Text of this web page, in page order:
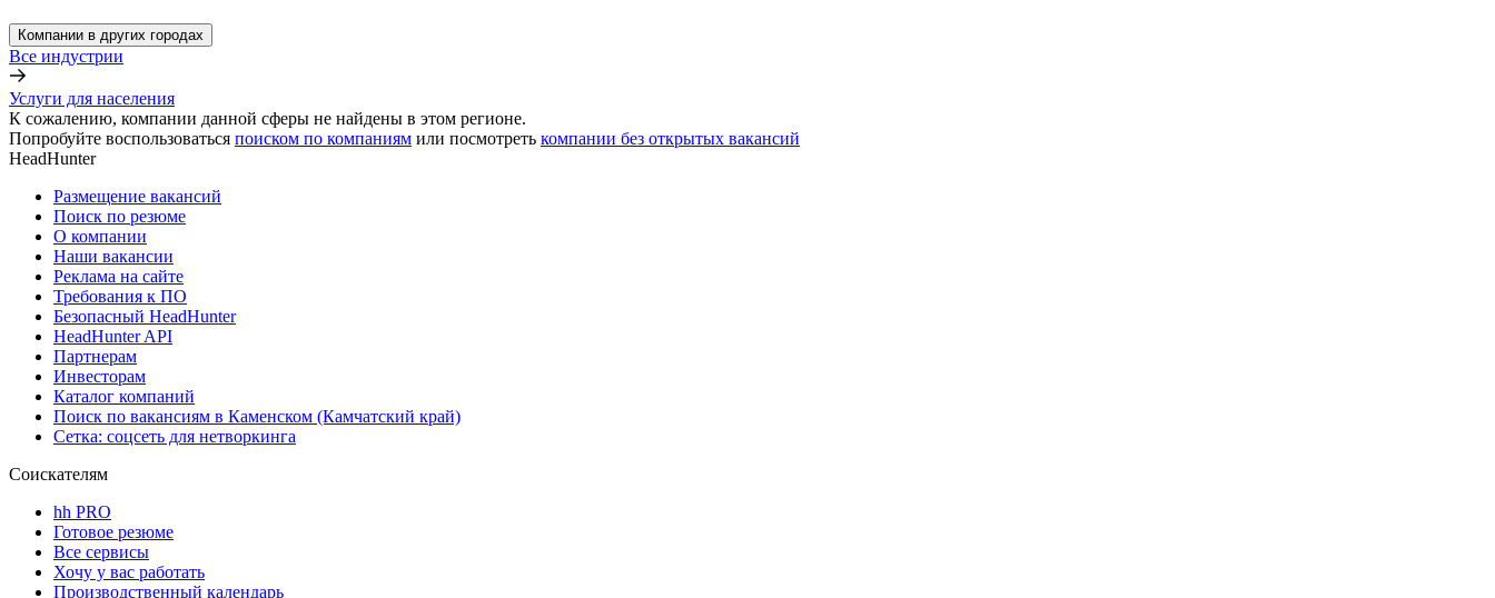
Компании в других городах
Все индустрии
Услуги для населения
К сожалению, компании данной сферы не найдены в этом регионе.
Попробуйте воспользоваться поиском по компаниям или посмотреть компании без открытых вакансий
HeadHunter
Размещение вакансий
Поиск по резюме
О компании
Наши вакансии
Реклама на сайте
Требования к ПО
Безопасный HeadHunter
HeadHunter API
Партнерам
Инвесторам
Каталог компаний
Поиск по вакансиям в Каменском (Камчатский край)
Сетка: соцсеть для нетворкинга
Соискателям
hh PRO
Готовое резюме
Все сервисы
Хочу у вас работать
Производственный календарь